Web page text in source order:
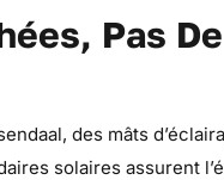
Pas
des mâts
solaires assurent